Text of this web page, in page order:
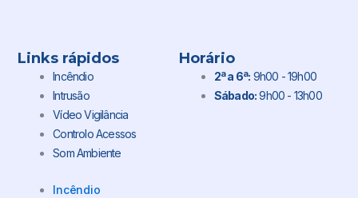
Links rápidos
Incêndio
Intrusão
Vídeo Vigilância
Controlo Acessos
Som Ambiente
Incêndio
Horário
2ª a 6ª: 9h00 - 19h00
Sábado:9h00 - 13h00